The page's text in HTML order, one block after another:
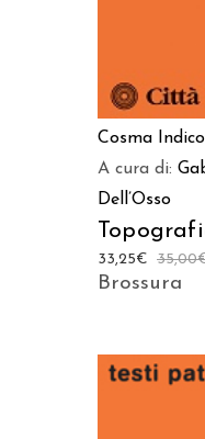
Cosma
A cura di:
Dell’Osso
35,00
33,25€
Brossura